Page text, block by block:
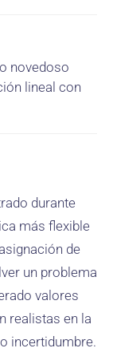
novedoso
lineal con
durante
más flexible
de
un problema
valores
realistas en la
incertidumbre.